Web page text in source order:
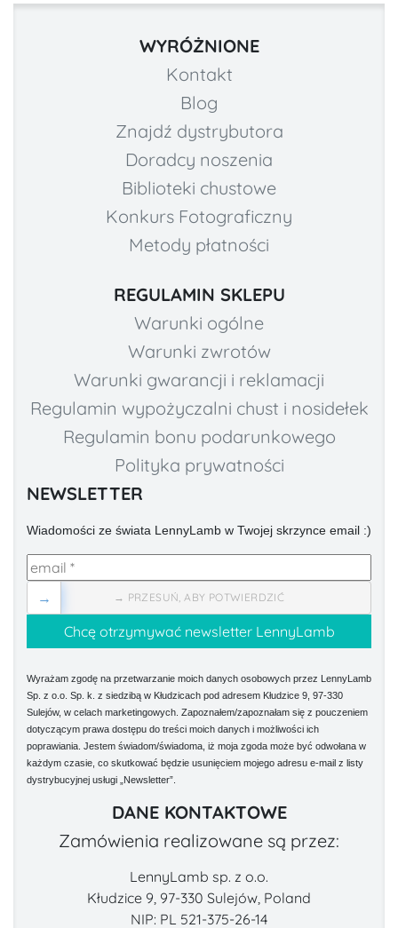
WYRÓŻNIONE
Kontakt
Blog
Znajdź dystrybutora
Doradcy noszenia
Biblioteki chustowe
Konkurs Fotograficzny
Metody płatności
REGULAMIN SKLEPU
Warunki ogólne
Warunki zwrotów
Warunki gwarancji i reklamacji
Regulamin wypożyczalni chust i nosidełek
Regulamin bonu podarunkowego
Polityka prywatności
NEWSLETTER
Wiadomości ze świata LennyLamb w Twojej skrzynce email :)
→ PRZESUŃ, ABY POTWIERDZIĆ
→
Wyrażam zgodę na przetwarzanie moich danych osobowych przez LennyLamb
Sp. z o.o. Sp. k. z siedzibą w Kłudzicach pod adresem Kłudzice 9, 97-330
Sulejów, w celach marketingowych. Zapoznałem/zapoznałam się z pouczeniem
dotyczącym prawa dostępu do treści moich danych i możliwości ich
poprawiania. Jestem świadom/świadoma, iż moja zgoda może być odwołana w
każdym czasie, co skutkować będzie usunięciem mojego adresu e-mail z listy
dystrybucyjnej usługi „Newsletter”.
DANE KONTAKTOWE
Zamówienia realizowane są przez:
LennyLamb sp. z o.o.
Kłudzice 9, 97-330 Sulejów, Poland
NIP: PL 521-375-26-14